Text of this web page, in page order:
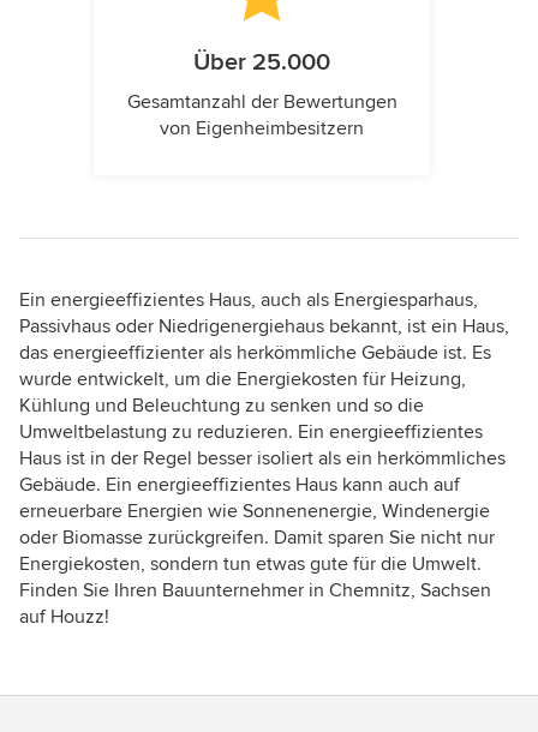
Über 25.000
Gesamtanzahl der Bewertungen
von Eigenheimbesitzern
Ein energieeffizientes Haus, auch als Energiesparhaus,
Passivhaus oder Niedrigenergiehaus bekannt, ist ein Haus,
das energieeffizienter als herkömmliche Gebäude ist. Es
wurde entwickelt, um die Energiekosten für Heizung,
Kühlung und Beleuchtung zu senken und so die
Umweltbelastung zu reduzieren. Ein energieeffizientes
Haus ist in der Regel besser isoliert als ein herkömmliches
Gebäude. Ein energieeffizientes Haus kann auch auf
erneuerbare Energien wie Sonnenenergie, Windenergie
oder Biomasse zurückgreifen. Damit sparen Sie nicht nur
Energiekosten, sondern tun etwas gute für die Umwelt.
Finden Sie Ihren Bauunternehmer in Chemnitz, Sachsen
auf Houzz!